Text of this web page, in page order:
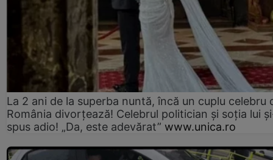
La 2 ani de la superba nuntă, încă un cuplu celebru
România divorțează! Celebrul politician și soția lui
spus adio! „Da, este adevărat” www.unica.ro